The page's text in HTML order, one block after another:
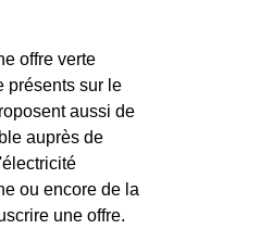
offre verte
présents sur le
aussi de
auprès de
ou encore de la
une offre.